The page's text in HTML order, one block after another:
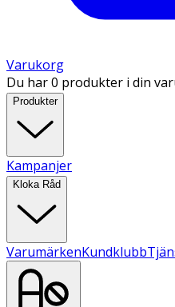
Varukorg
Du har 0 produkter i din
Produkter
Kampanjer
Kloka Råd
VarumärkenKundklubb